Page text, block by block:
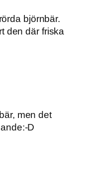
björnbär.
den där friska
men det
D